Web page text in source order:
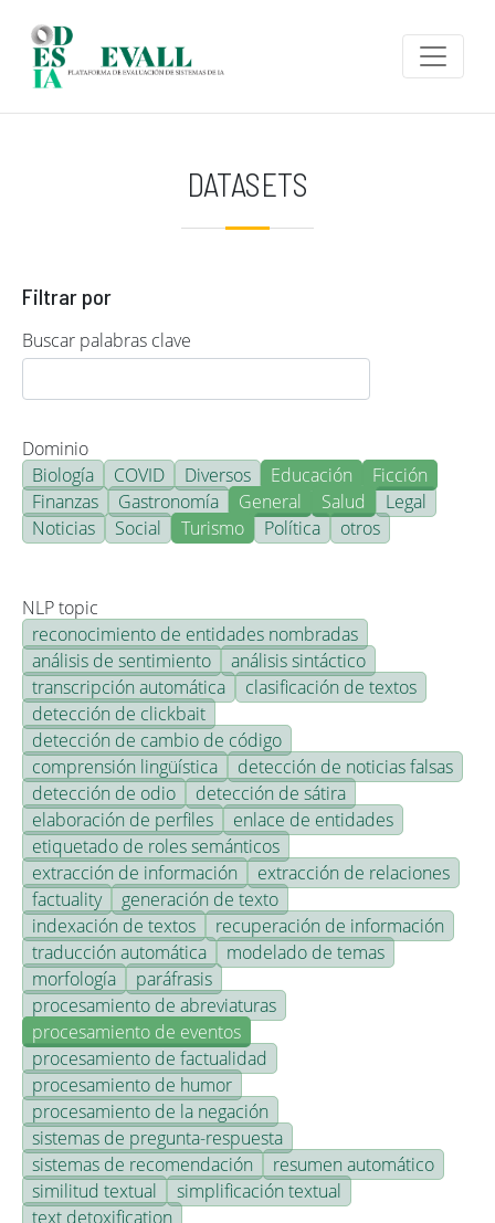
DATASETS
Filtrar por
Buscar palabras clave
Dominio
Biología
COVID Diversos Educación
Ficción
Finanzas
Gastronomía General Salud
Legal
Noticias
Social Turismo Política otros
NLP topic
reconocimiento de entidades nombradas
análisis de sentimiento
análisis sintáctico
transcripción automática
clasificación de textos
detección de clickbait
detección de cambio de código
comprensión lingüística
detección de noticias falsas
detección de odio
detección de sátira
elaboración de perfiles
enlace de entidades
etiquetado de roles semánticos
extracción de información
extracción de relaciones
factuality
generación de texto
indexación de textos
recuperación de información
traducción automática
modelado de temas
morfología
paráfrasis
procesamiento de abreviaturas
procesamiento de eventos
procesamiento de factualidad
procesamiento de humor
procesamiento de la negación
sistemas de pregunta-respuesta
sistemas de recomendación
resumen automático
similitud textual
simplificación textual
text detoxification